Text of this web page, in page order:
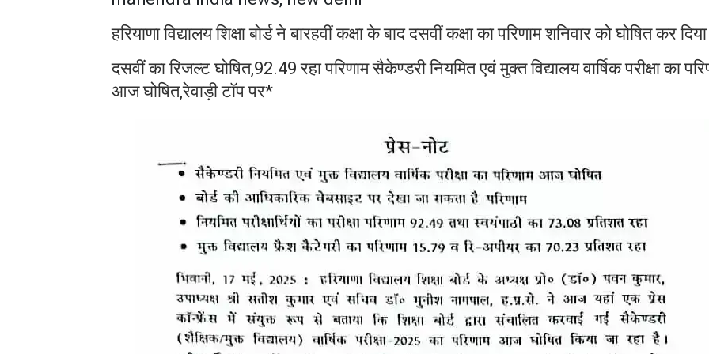
हरियाणा विद्यालय शिक्षा बोर्ड ने बारहवीं कक्षा के बाद दसवीं कक्षा का परिणाम शनिवार को घोषित कर
दसवीं का रिजल्ट घोषित,92.49 रहा परिणाम सैकेण्डरी नियमित एवं मुक्त विद्यालय वार्षिक परीक्षा का
आज घोषित,रेवाड़ी टॉप पर*